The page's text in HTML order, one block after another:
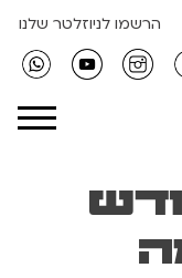
הרשמו לניוזלטר שלנו